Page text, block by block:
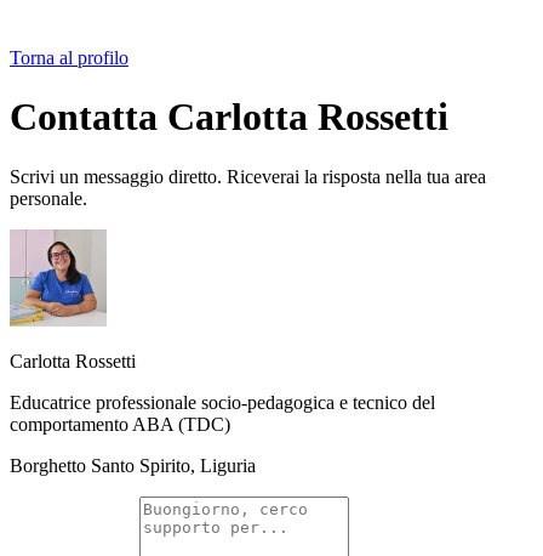
Torna al profilo
Contatta Carlotta Rossetti
Scrivi un messaggio diretto. Riceverai la risposta nella tua area
personale.
Carlotta Rossetti
Educatrice professionale socio-pedagogica e tecnico del
comportamento ABA (TDC)
Borghetto Santo Spirito, Liguria